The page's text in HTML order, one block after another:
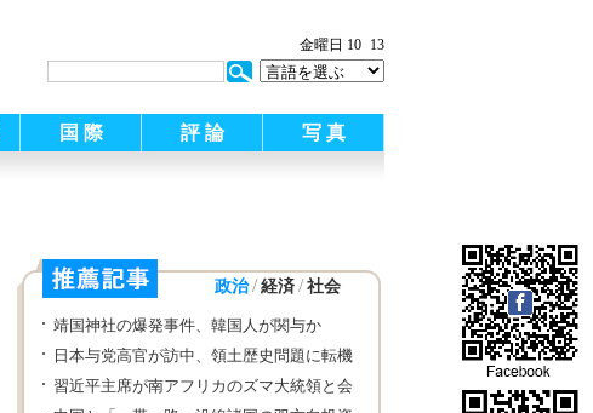
金曜日 10 13
国 際 評 論 写 真
政治 / 経済 / 社会
靖国神社の爆発事件、韓国人が関与か
日本与党高官が訪中、領土歴史問題に転機
は訪れず
習近平主席が南アフリカのズマ大統領と会